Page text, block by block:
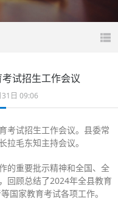
试招生工作会议
日 09:06
考试招生工作会议。县委常
拉毛东知主持会议。
的重要批示精神和全国、全
回顾总结了2024年全县教育
国家教育考试各项工作。